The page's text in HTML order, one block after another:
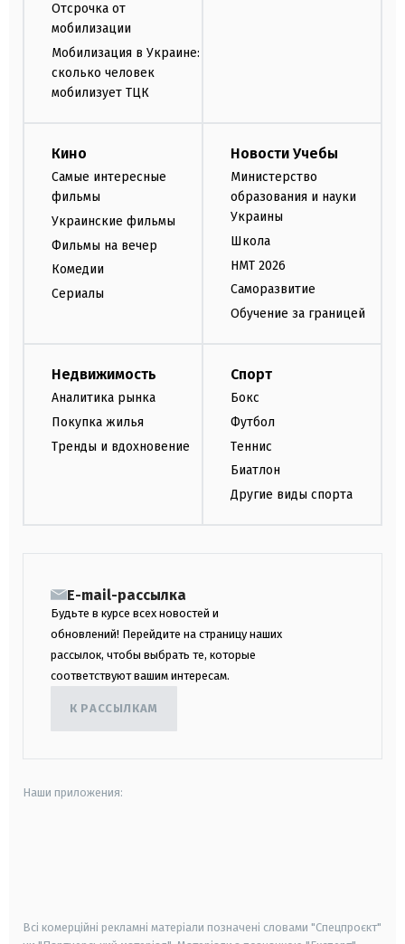
Отсрочка от
мобилизации
Мобилизация в Украине:
сколько человек
мобилизует ТЦК
Кино
Самые интересные
фильмы
Украинские фильмы
Фильмы на вечер
Комедии
Сериалы
Новости Учебы
Министерство
образования и науки
Украины
Школа
НМТ 2026
Саморазвитие
Обучение за границей
Недвижимость
Аналитика рынка
Покупка жилья
Тренды и вдохновение
Спорт
Бокс
Футбол
Теннис
Биатлон
Другие виды спорта
E-mail-рассылка
Будьте в курсе всех новостей и
обновлений! Перейдите на страницу наших
рассылок, чтобы выбрать те, которые
соответствуют вашим интересам.
К РАССЫЛКАМ
Наши приложения:
Всі комерційні рекламні матеріали позначені словами "Спецпроєкт"